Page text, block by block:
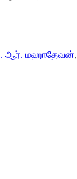
ஆர். மஹாதேவன்,